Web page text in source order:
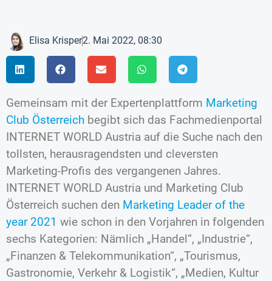
Elisa Krisper2. Mai 2022, 08:30
Gemeinsam mit der Expertenplattform Marketing
Club Österreich begibt sich das Fachmedienportal
INTERNET WORLD Austria auf die Suche nach den
tollsten, herausragendsten und cleversten
Marketing-Profis des vergangenen Jahres.
INTERNET WORLD Austria und Marketing Club
Österreich suchen den Marketing Leader of the
year 2021 wie schon in den Vorjahren in folgenden
sechs Kategorien: Nämlich „Handel“, „Industrie“,
„Finanzen & Telekommunikation“, „Tourismus,
Gastronomie, Verkehr & Logistik“, „Medien, Kultur